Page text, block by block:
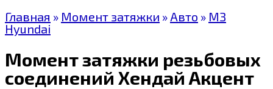
Главная » Момент затяжки » Авто » МЗ
Hyundai
Момент затяжки резьбовых
соединений Хендай Акцент